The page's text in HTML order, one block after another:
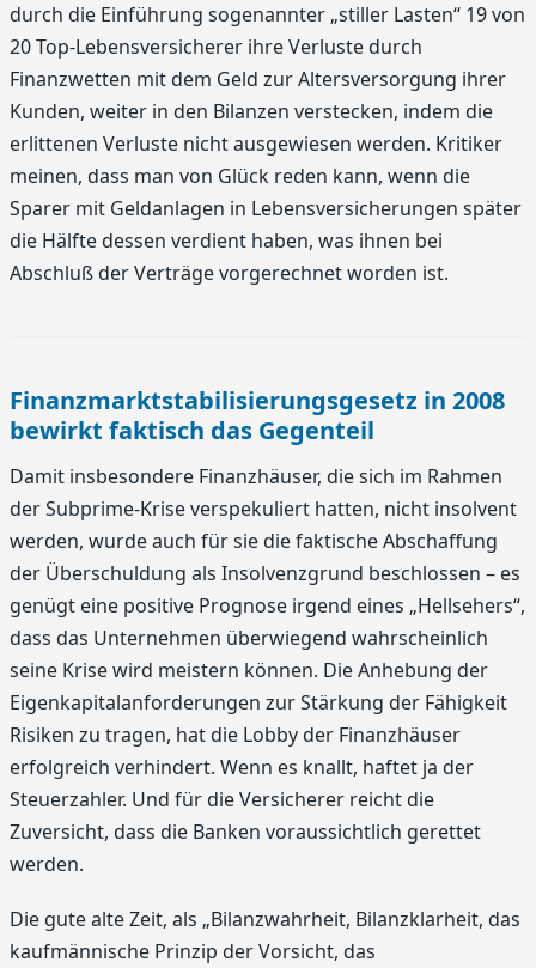
durch die Einführung sogenannter „stiller Lasten“ 19 von
20 Top-Lebensversicherer ihre Verluste durch
Finanzwetten mit dem Geld zur Altersversorgung ihrer
Kunden, weiter in den Bilanzen verstecken, indem die
erlittenen Verluste nicht ausgewiesen werden. Kritiker
meinen, dass man von Glück reden kann, wenn die
Sparer mit Geldanlagen in Lebensversicherungen später
die Hälfte dessen verdient haben, was ihnen bei
Abschluß der Verträge vorgerechnet worden ist.
Finanzmarktstabilisierungsgesetz in 2008
bewirkt faktisch das Gegenteil
Damit insbesondere Finanzhäuser, die sich im Rahmen
der Subprime-Krise verspekuliert hatten, nicht insolvent
werden, wurde auch für sie die faktische Abschaffung
der Überschuldung als Insolvenzgrund beschlossen – es
genügt eine positive Prognose irgend eines „Hellsehers“,
dass das Unternehmen überwiegend wahrscheinlich
seine Krise wird meistern können. Die Anhebung der
Eigenkapitalanforderungen zur Stärkung der Fähigkeit
Risiken zu tragen, hat die Lobby der Finanzhäuser
erfolgreich verhindert. Wenn es knallt, haftet ja der
Steuerzahler. Und für die Versicherer reicht die
Zuversicht, dass die Banken voraussichtlich gerettet
werden.
Die gute alte Zeit, als „Bilanzwahrheit, Bilanzklarheit, das
kaufmännische Prinzip der Vorsicht, das